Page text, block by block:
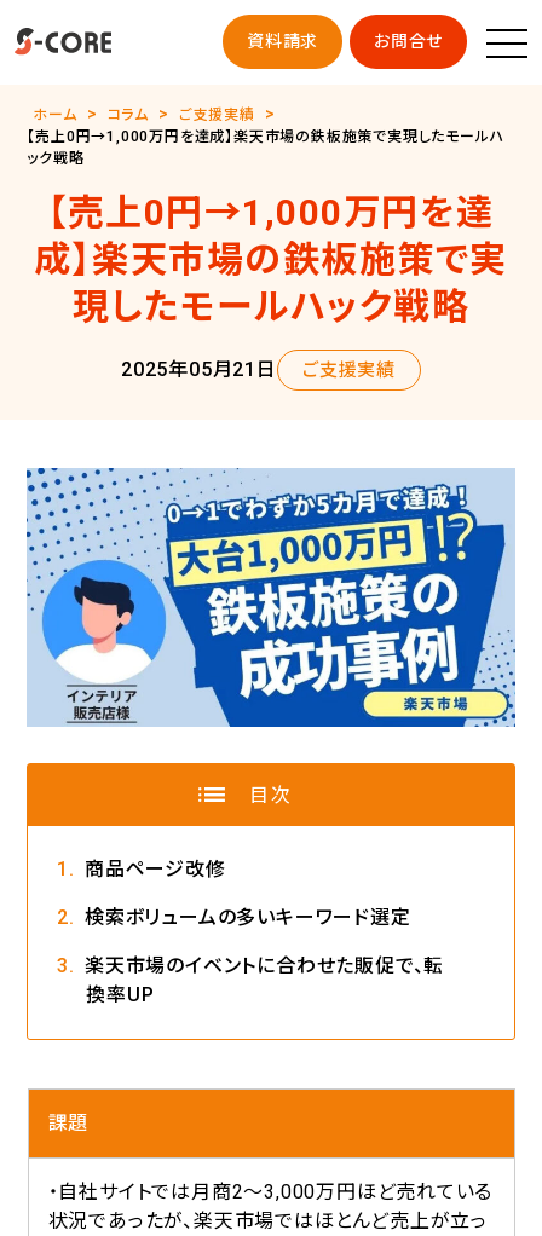
資料請求 お問合せ
ホーム コラム
ご支援実績
【売上0円→1,000万円を達成】楽天市場の鉄板施策で実現したモールハ
ック戦略
【売上0円→1,000万円を達
成】楽天市場の鉄板施策で実
現したモールハック戦略
2025年05月21日 ご支援実績
list 目次
商品ページ改修
検索ボリュームの多いキーワード選定
楽天市場のイベントに合わせた販促で、転
換率UP
課題
・自社サイトでは月商2～3,000万円ほど売れている
状況であったが、楽天市場ではほとんど売上が立っ